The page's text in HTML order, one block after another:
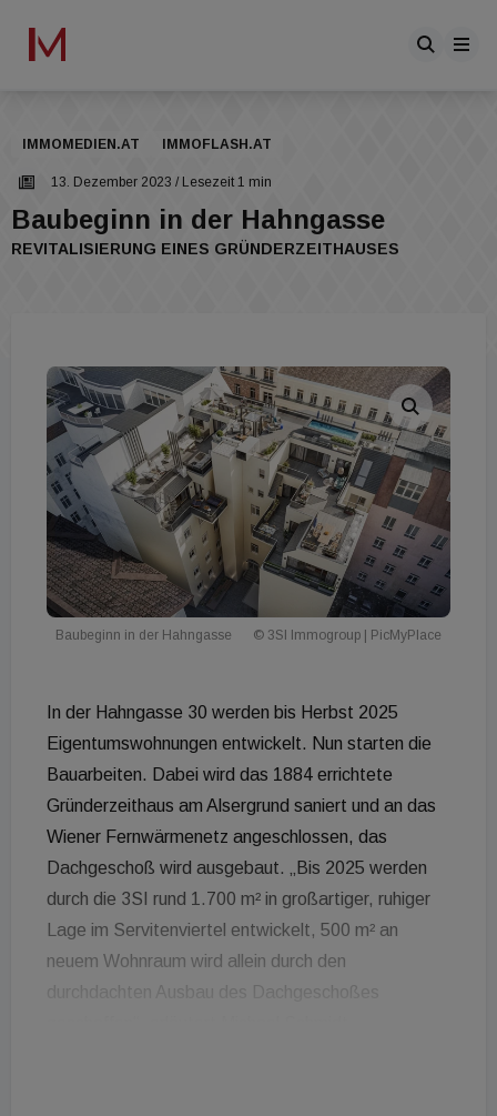
IMMOMEDIEN.AT IMMOFLASH.AT
13. Dezember 2023 / Lesezeit 1 min
Baubeginn in der Hahngasse
REVITALISIERUNG EINES GRÜNDERZEITHAUSES
Baubeginn in der Hahngasse © 3SI Immogroup | PicMyPlace
In der Hahngasse 30 werden bis Herbst 2025
Eigentumswohnungen entwickelt. Nun starten die
Bauarbeiten. Dabei wird das 1884 errichtete
Gründerzeithaus am Alsergrund saniert und an das
Wiener Fernwärmenetz angeschlossen, das
Dachgeschoß wird ausgebaut. „Bis 2025 werden
durch die 3SI rund 1.700 m² in großartiger, ruhiger
Lage im Servitenviertel entwickelt, 500 m² an
neuem Wohnraum wird allein durch den
durchdachten Ausbau des Dachgeschoßes